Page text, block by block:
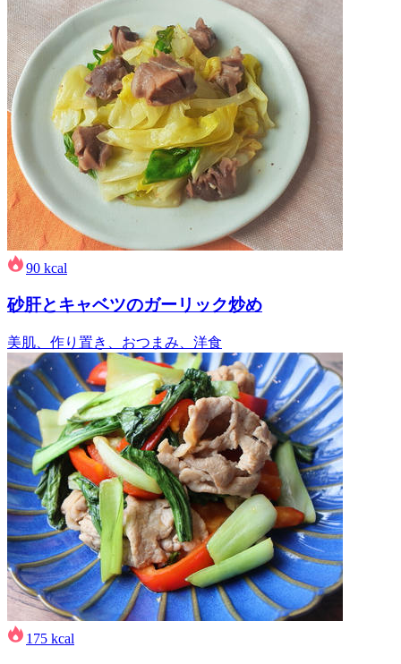
90 kcal
砂肝とキャベツのガーリック炒め
美肌、作り置き、おつまみ、洋食
175 kcal